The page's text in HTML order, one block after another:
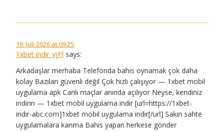
19. Juli 2026 at 09:25
1xbet indir_vjPl says:
Arkadaşlar merhaba Telefonda bahis oynamak çok daha
kolay Bazıları güvenli değil Çok hızlı çalışıyor — 1xbet mobil
uygulama apk Canlı maçlar anında açılıyor Neyse, kendiniz
indirin — 1xbet mobil uygulama indir [url=https://1xbet-
indir-abc.com]1xbet mobil uygulama indir[/url] Sakın sahte
uygulamalara kanma Bahis yapan herkese gönder